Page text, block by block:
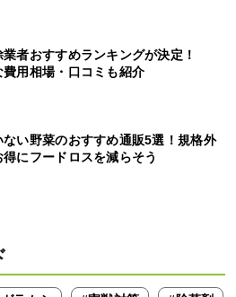
業者おすすめランキングが決定！
費用相場・口コミも紹介
ない野菜のおすすめ通販5選！規格外
得にフードロスを減らそう